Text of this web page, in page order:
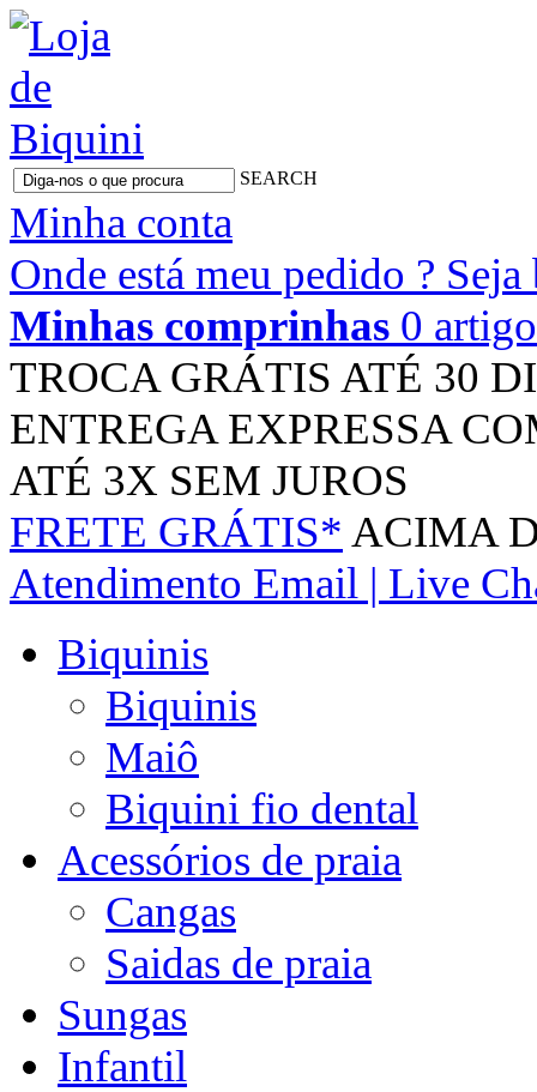
SEARCH
Minha conta
Onde está meu pedido ?
Minhas comprinhas 0
TROCA GRÁTIS ATÉ 30
ENTREGA EXPRESSA
ATÉ 3X SEM JUROS
FRETE GRÁTIS* ACIMA
Atendimento Email | Live
Biquinis
Biquinis
Maiô
Biquini fio dental
Acessórios de praia
Cangas
Saidas de praia
Sungas
Infantil